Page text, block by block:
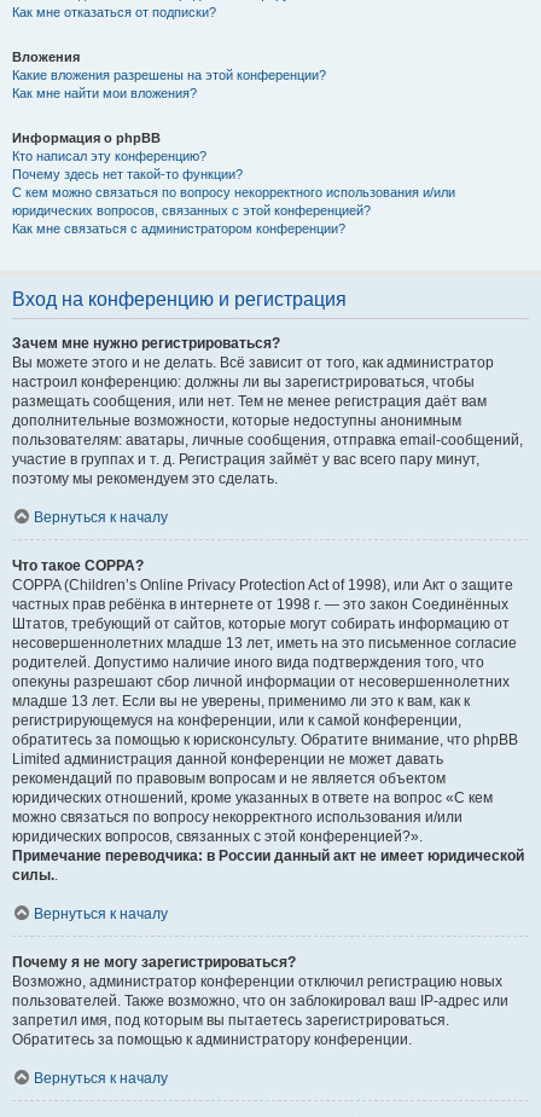
Как мне отказаться от подписки?
Вложения
Какие вложения разрешены на этой конференции?
Как мне найти мои вложения?
Информация о phpBB
Кто написал эту конференцию?
Почему здесь нет такой-то функции?
С кем можно связаться по вопросу некорректного использования и/или
юридических вопросов, связанных с этой конференцией?
Как мне связаться с администратором конференции?
Вход на конференцию и регистрация
Зачем мне нужно регистрироваться?
Вы можете этого и не делать. Всё зависит от того, как администратор
настроил конференцию: должны ли вы зарегистрироваться, чтобы
размещать сообщения, или нет. Тем не менее регистрация даёт вам
дополнительные возможности, которые недоступны анонимным
пользователям: аватары, личные сообщения, отправка email-сообщений,
участие в группах и т. д. Регистрация займёт у вас всего пару минут,
поэтому мы рекомендуем это сделать.
Вернуться к началу
Что такое COPPA?
COPPA (Children’s Online Privacy Protection Act of 1998), или Акт о защите
частных прав ребёнка в интернете от 1998 г. — это закон Соединённых
Штатов, требующий от сайтов, которые могут собирать информацию от
несовершеннолетних младше 13 лет, иметь на это письменное согласие
родителей. Допустимо наличие иного вида подтверждения того, что
опекуны разрешают сбор личной информации от несовершеннолетних
младше 13 лет. Если вы не уверены, применимо ли это к вам, как к
регистрирующемуся на конференции, или к самой конференции,
обратитесь за помощью к юрисконсульту. Обратите внимание, что phpBB
Limited администрация данной конференции не может давать
рекомендаций по правовым вопросам и не является объектом
юридических отношений, кроме указанных в ответе на вопрос «С кем
можно связаться по вопросу некорректного использования и/или
юридических вопросов, связанных с этой конференцией?».
Примечание переводчика: в России данный акт не имеет юридической
силы..
Вернуться к началу
Почему я не могу зарегистрироваться?
Возможно, администратор конференции отключил регистрацию новых
пользователей. Также возможно, что он заблокировал ваш IP-адрес или
запретил имя, под которым вы пытаетесь зарегистрироваться.
Обратитесь за помощью к администратору конференции.
Вернуться к началу